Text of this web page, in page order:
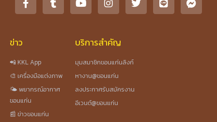
ข่าว
📲 KKL App
🎨 เครื่องมือแต่งภาพ
🌤️ พยากรณ์อากาศ
ขอนแก่น
📰 ข่าวขอนแก่น
บริการสำคัญ
มุมสมาชิกขอนแก่นลิงก์
หางาน@ขอนแก่น
ลงประกาศรับสมัครงาน
อีเวนต์@ขอนแก่น